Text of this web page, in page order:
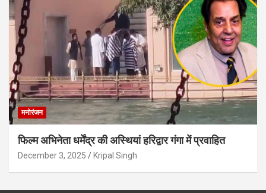
मनोरंजन
फिल्म अभिनेता धर्मेंद्र की अस्थियां हरिद्वार गंगा में प्रवाहित
December 3, 2025 Kripal Singh